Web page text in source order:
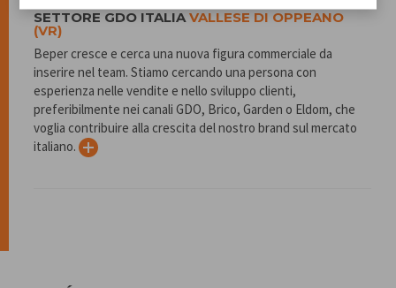
SETTORE GDO ITALIAVALLESE DI OPPEANO
(VR)
Beper cresce e cerca una nuova figura commerciale da
inserire nel team. Stiamo cercando una persona con
esperienza nelle vendite e nello sviluppo clienti,
preferibilmente nei canali GDO, Brico, Garden o Eldom, che
voglia contribuire alla crescita del nostro brand sul mercato
italiano.